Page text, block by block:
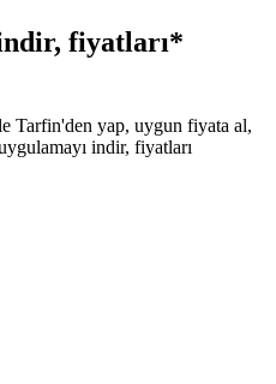
fiyatları*
Tarfin'den yap, uygun fiyata al,
indir, fiyatları